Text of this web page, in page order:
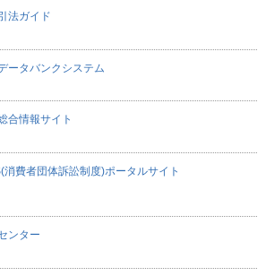
法ガイド
ータバンクシステム
合情報サイト
消費者団体訴訟制度)ポータルサイト
ンター